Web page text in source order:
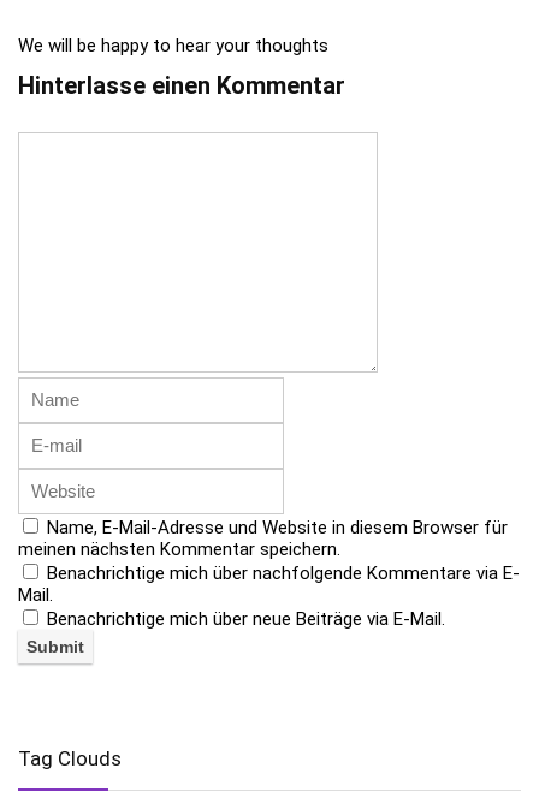
We will be happy to hear your thoughts
Hinterlasse einen Kommentar
Name, E-Mail-Adresse und Website in diesem Browser für
meinen nächsten Kommentar speichern.
Benachrichtige mich über nachfolgende Kommentare via E-
Mail.
Benachrichtige mich über neue Beiträge via E-Mail.
Tag Clouds